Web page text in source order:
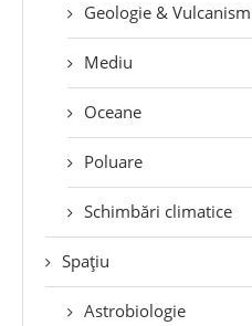
Geologie & Vulcanism
Mediu
Oceane
Poluare
Schimbări climatice
Spațiu
Astrobiologie